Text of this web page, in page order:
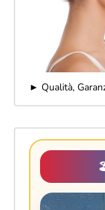
► Qualità,